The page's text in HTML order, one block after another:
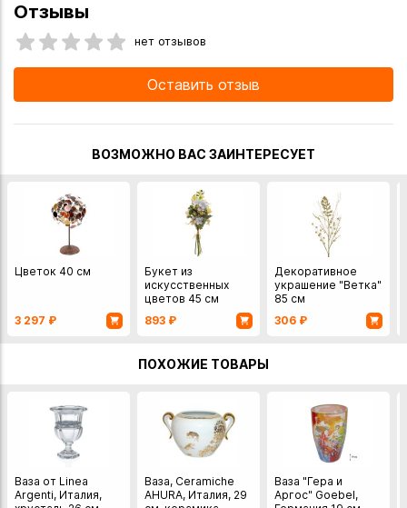
Отзывы
нет отзывов
Оставить отзыв
ВОЗМОЖНО ВАС ЗАИНТЕРЕСУЕТ
Цветок 40 см
3 297 ₽
Букет из
искусственных
цветов 45 см
893 ₽
Декоративное
украшение "Ветка"
85 см
306 ₽
ПОХОЖИЕ ТОВАРЫ
Ваза от Linea
Argenti, Италия,
Ваза, Ceramiche
AHURA, Италия, 29
Ваза "Гера и
Аргос" Goebel,